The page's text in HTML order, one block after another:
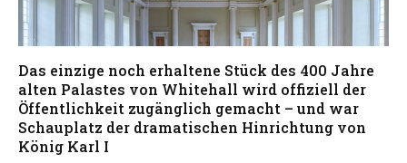
Das einzige noch erhaltene Stück des 400 Jahre
alten Palastes von Whitehall wird offiziell der
Öffentlichkeit zugänglich gemacht – und war
Schauplatz der dramatischen Hinrichtung von
König Karl I